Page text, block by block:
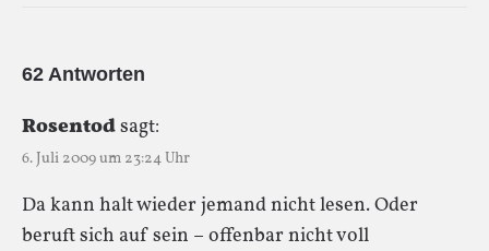
62 Antworten
Rosentodsagt:
6. Juli 2009 um 23:24 Uhr
Da kann halt wieder jemand nicht lesen. Oder
beruft sich auf sein – offenbar nicht voll